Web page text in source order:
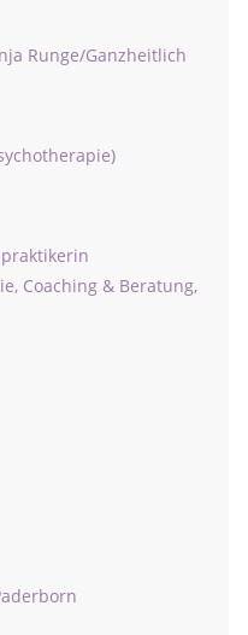
Runge/Ganzheitlich
Coaching & Beratung,